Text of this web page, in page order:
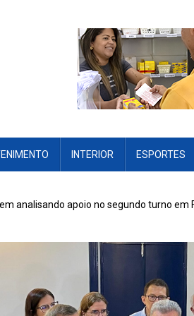
INTERIOR ESPORTES
analisando apoio no segundo turno